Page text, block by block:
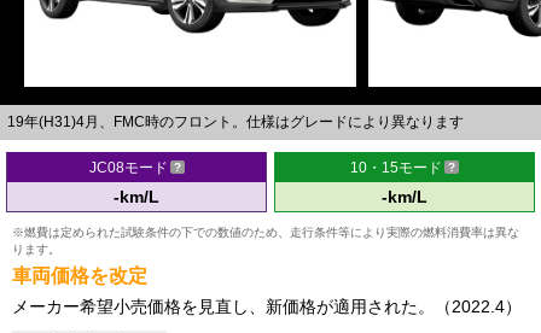
19年(H31)4月、FMC時のフロント。仕様はグレードにより異なります
JC08モード
-km/L
10・15モード
-km/L
※燃費は定められた試験条件の下での数値のため、走行条件等により実際の燃料消費率は異な
ります。
車両価格を改定
メーカー希望小売価格を見直し、新価格が適用された。（2022.4）